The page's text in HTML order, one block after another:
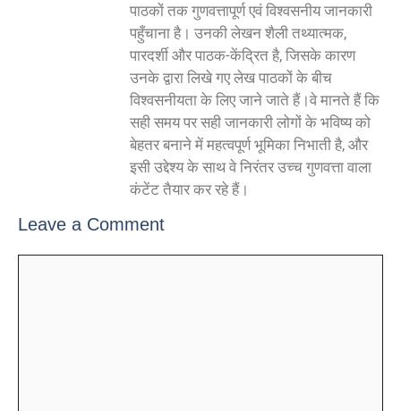
पाठकों तक गुणवत्तापूर्ण एवं विश्वसनीय जानकारी
पहुँचाना है। उनकी लेखन शैली तथ्यात्मक,
पारदर्शी और पाठक-केंद्रित है, जिसके कारण
उनके द्वारा लिखे गए लेख पाठकों के बीच
विश्वसनीयता के लिए जाने जाते हैं।वे मानते हैं कि
सही समय पर सही जानकारी लोगों के भविष्य को
बेहतर बनाने में महत्वपूर्ण भूमिका निभाती है, और
इसी उद्देश्य के साथ वे निरंतर उच्च गुणवत्ता वाला
कंटेंट तैयार कर रहे हैं।
Leave a Comment